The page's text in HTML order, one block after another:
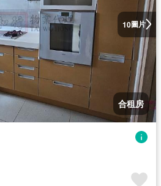
10圖片
合租房